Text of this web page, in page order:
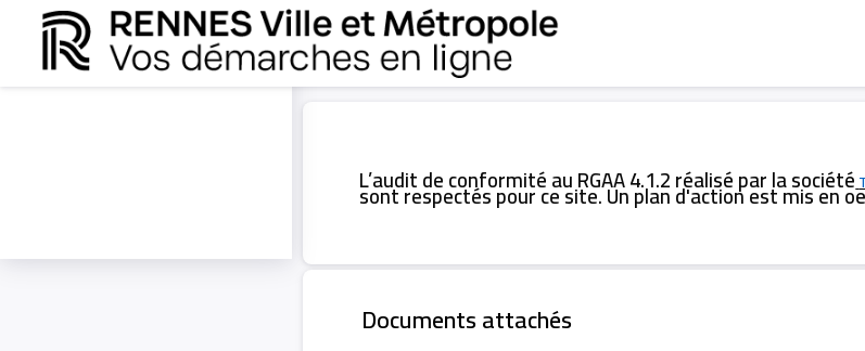
L’audit de conformité au RGAA 4.1.2 réalisé par la société
sont respectés pour ce site. Un plan d'action est mis en
Documents attachés